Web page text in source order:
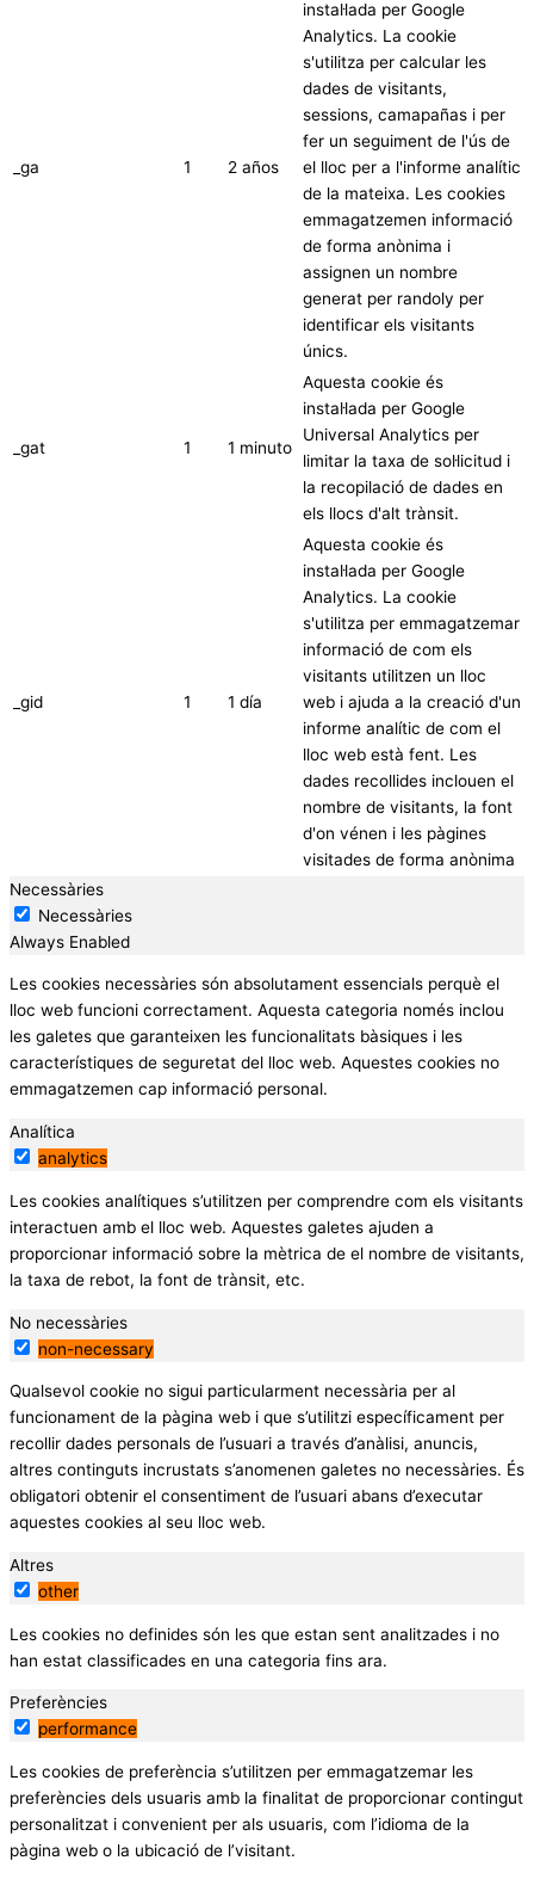
_ga 1 2 años
instal·lada per Google
Analytics. La cookie
s'utilitza per calcular les
dades de visitants,
sessions, camapañas i per
fer un seguiment de l'ús de
el lloc per a l'informe analític
de la mateixa. Les cookies
emmagatzemen informació
de forma anònima i
assignen un nombre
generat per randoly per
identificar els visitants
únics.
_gat 1 1 minuto
Aquesta cookie és
instal·lada per Google
Universal Analytics per
limitar la taxa de sol·licitud i
la recopilació de dades en
els llocs d'alt trànsit.
_gid 1 1 día
Aquesta cookie és
instal·lada per Google
Analytics. La cookie
s'utilitza per emmagatzemar
informació de com els
visitants utilitzen un lloc
web i ajuda a la creació d'un
informe analític de com el
lloc web està fent. Les
dades recollides inclouen el
nombre de visitants, la font
d'on vénen i les pàgines
visitades de forma anònima
Necessàries
Necessàries
Always Enabled
Les cookies necessàries són absolutament essencials perquè el
lloc web funcioni correctament. Aquesta categoria només inclou
les galetes que garanteixen les funcionalitats bàsiques i les
característiques de seguretat del lloc web. Aquestes cookies no
emmagatzemen cap informació personal.
Analítica
analytics
Les cookies analítiques s’utilitzen per comprendre com els visitants
interactuen amb el lloc web. Aquestes galetes ajuden a
proporcionar informació sobre la mètrica de el nombre de visitants,
la taxa de rebot, la font de trànsit, etc.
No necessàries
non-necessary
Qualsevol cookie no sigui particularment necessària per al
funcionament de la pàgina web i que s’utilitzi específicament per
recollir dades personals de l’usuari a través d’anàlisi, anuncis,
altres continguts incrustats s’anomenen galetes no necessàries. És
obligatori obtenir el consentiment de l’usuari abans d’executar
aquestes cookies al seu lloc web.
Altres
other
Les cookies no definides són les que estan sent analitzades i no
han estat classificades en una categoria fins ara.
Preferències
performance
Les cookies de preferència s’utilitzen per emmagatzemar les
preferències dels usuaris amb la finalitat de proporcionar contingut
personalitzat i convenient per als usuaris, com l’idioma de la
pàgina web o la ubicació de l’visitant.